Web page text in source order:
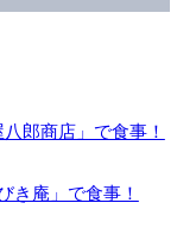
郎商店」で食事！
き庵」で食事！